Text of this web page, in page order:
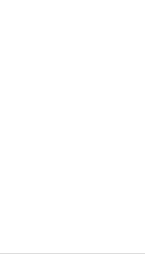
de la Reina, 9 28004 Madrid -